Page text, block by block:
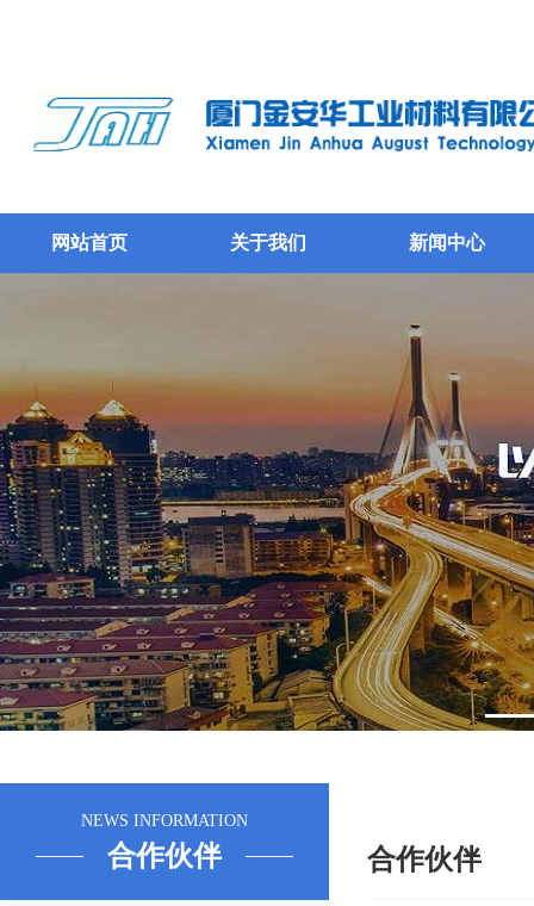
网站首页 关于我们 新闻中心
NEWS INFORMATION
合作伙伴 合作伙伴